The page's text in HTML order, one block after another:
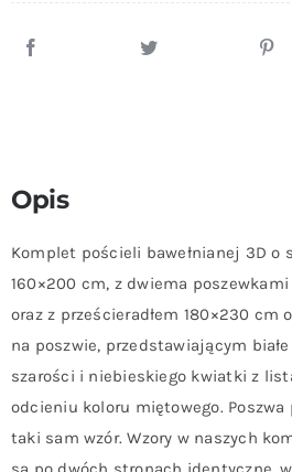
Opis
Komplet pościeli bawełnianej 3D o
160×200 cm, z dwiema
oraz z prześcieradłem 180×230 cm
na poszwie, przedstawiającym
szarości i niebieskiego kwiatki z
odcieniu koloru miętowego.
taki sam wzór. Wzory w naszych